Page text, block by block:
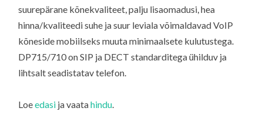
suurepärane kõnekvaliteet, palju lisaomadusi, hea
hinna/kvaliteedi suhe ja suur leviala võimaldavad VoIP
kõneside mobiilseks muuta minimaalsete kulutustega.
DP715/710 on SIP ja DECT standarditega ühilduv ja
lihtsalt seadistatav telefon.
Loeedasi ja vaatahindu.